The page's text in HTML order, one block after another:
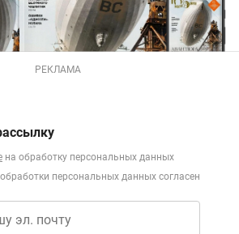
РЕКЛАМА
на обработку персональных данных
обработки персональных данных согласен